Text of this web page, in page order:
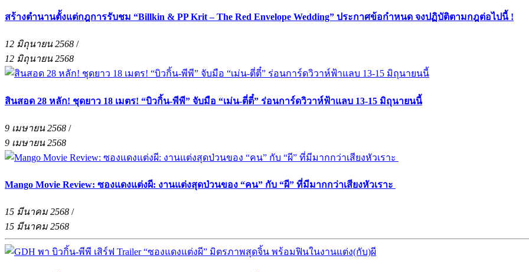
สร้างตำนานตั้งแต่กฎการรับชม “Billkin & PP Krit – The Red Envelope Wedding” ประกาศข้อกำหนด จงปฏิบัติตามกฎต่อไปนี้ !
12 มิถุนายน 2568 /
12 มิถุนายน 2568
สินสอด 28 หลัก! ชุดยาว 18 เมตร! “บิวกิ้น-พีพี” จับมือ “เม่น-ตี่ตี๋” ร่อนการ์ดวิวาห์ฟ้าแลบ 13-15 มิถุนายนนี้
9 เมษายน 2568 /
9 เมษายน 2568
Mango Movie Review: ซองแดงแต่งผี: งานแต่งสุดป่วนของ “คน” กับ “ผี” ที่มีมากกว่าเสียงหัวเราะ
15 มีนาคม 2568 /
15 มีนาคม 2568